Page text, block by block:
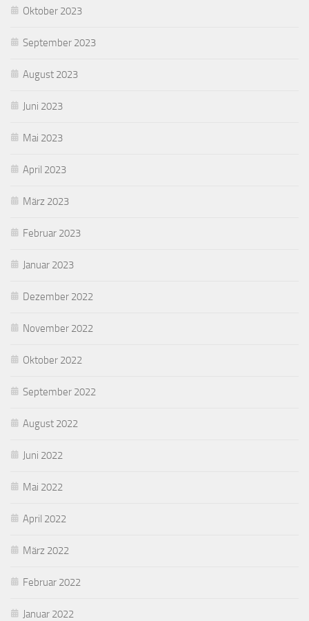
Oktober 2023
September 2023
August 2023
Juni 2023
Mai 2023
April 2023
März 2023
Februar 2023
Januar 2023
Dezember 2022
November 2022
Oktober 2022
September 2022
August 2022
Juni 2022
Mai 2022
April 2022
März 2022
Februar 2022
Januar 2022